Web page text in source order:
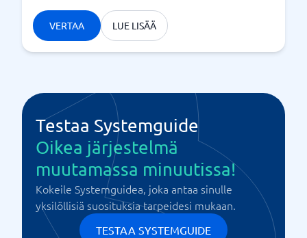
VERTAA LUE LISÄÄ
Testaa Systemguide
Oikea järjestelmä
muutamassa minuutissa!
Kokeile Systemguidea, joka antaa sinulle
yksilöllisiä suosituksia tarpeidesi mukaan.
TESTAA SYSTEMGUIDE